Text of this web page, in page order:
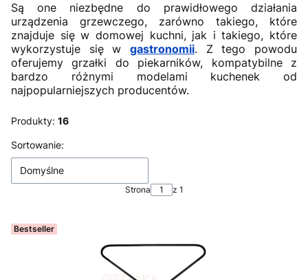
Są one niezbędne do prawidłowego działania
urządzenia grzewczego, zarówno takiego, które
znajduje się w domowej kuchni, jak i takiego, które
wykorzystuje się w gastronomii. Z tego powodu
oferujemy grzałki do piekarników, kompatybilne z
bardzo różnymi modelami kuchenek od
najpopularniejszych producentów.
Produkty: 16
Lista produktów
Sortowanie:
Domyślne
Strona z 1
Bestseller